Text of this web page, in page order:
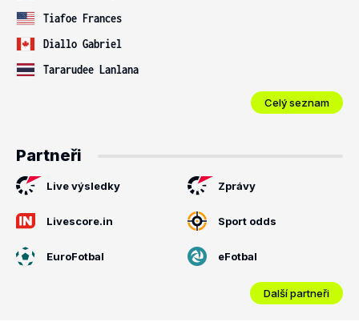
Tiafoe Frances
Diallo Gabriel
Tararudee Lanlana
Celý seznam
Partneři
Live výsledky Zprávy
Livescore.in Sport odds
EuroFotbal eFotbal
Další partneři